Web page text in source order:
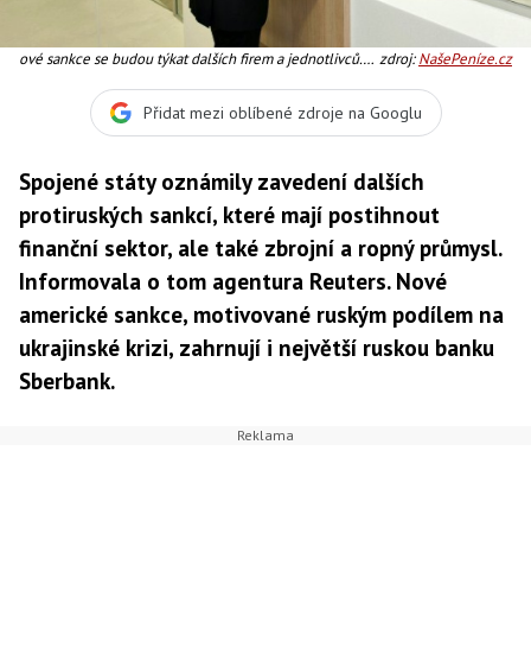
ové sankce se budou týkat dalších firem a jednotlivců.
protože nyní zahrnují už celkem šest ruských bank
včetně největšího bankovního ústavu Sberbank.
zdroj:NašePeníze.cz
Přidat mezi oblíbené zdroje na Googlu
Spojené státy oznámily zavedení dalších
protiruských sankcí, které mají postihnout
finanční sektor, ale také zbrojní a ropný průmysl.
Informovala o tom agentura Reuters. Nové
americké sankce, motivované ruským podílem na
ukrajinské krizi, zahrnují i největší ruskou banku
Sberbank.